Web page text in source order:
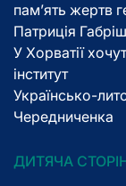
пам’ять жертв
Патриція
У Хорватії
інститут
Українсько-
Чередниченка
ДИТЯЧА